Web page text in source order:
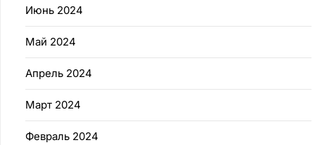
Июнь 2024
Май 2024
Апрель 2024
Март 2024
Февраль 2024